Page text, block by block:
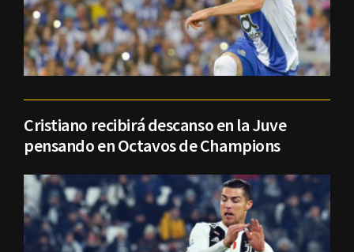
Cristiano recibirá descanso en la Juve
pensando en Octavos de Champions